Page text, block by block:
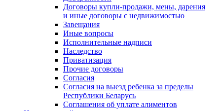
Договоры купли-продажи, мены, дарения
и иные договоры с недвижимостью
Завещания
Иные вопросы
Исполнительные надписи
Наследство
Приватизация
Прочие договоры
Согласия
Согласия на выезд ребенка за пределы
Республики Беларусь
Соглашения об уплате алиментов